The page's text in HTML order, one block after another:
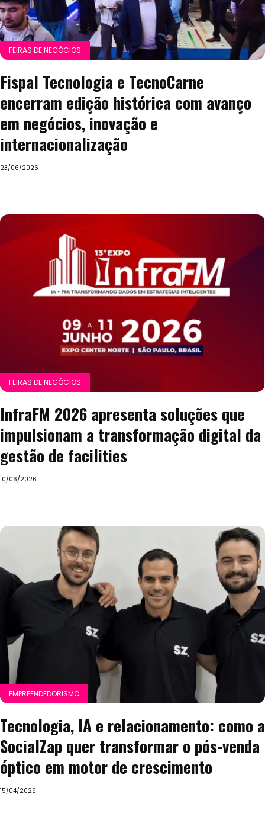
FEIRAS DE NEGÓCIOS
Fispal Tecnologia e TecnoCarne
encerram edição histórica com avanço
em negócios, inovação e
internacionalização
23/06/2026
FEIRAS DE NEGÓCIOS
InfraFM 2026 apresenta soluções que
impulsionam a transformação digital da
gestão de facilities
10/06/2026
EMPREENDEDORISMO
Tecnologia, IA e relacionamento: como a
SocialZap quer transformar o pós-venda
óptico em motor de crescimento
15/04/2026